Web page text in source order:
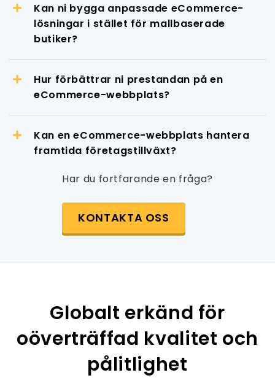
Kan ni bygga anpassade eCommerce-
lösningar i stället för mallbaserade
butiker?
Hur förbättrar ni prestandan på en
eCommerce-webbplats?
Kan en eCommerce-webbplats hantera
framtida företagstillväxt?
Har du fortfarande en fråga?
KONTAKTA OSS
Globalt erkänd för
oöverträffad kvalitet och
pålitlighet